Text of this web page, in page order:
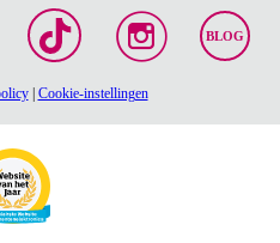
BLOG
| Cookie-instellingen